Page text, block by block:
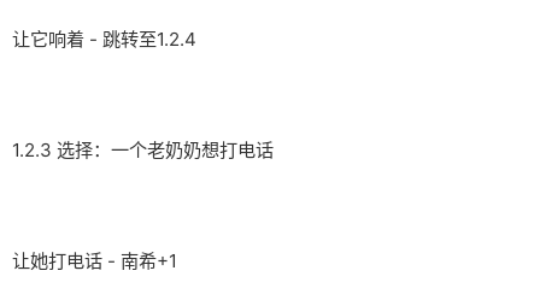
让它响着 - 跳转至1.2.4
1.2.3 选择：一个老奶奶想打电话
让她打电话 - 南希+1